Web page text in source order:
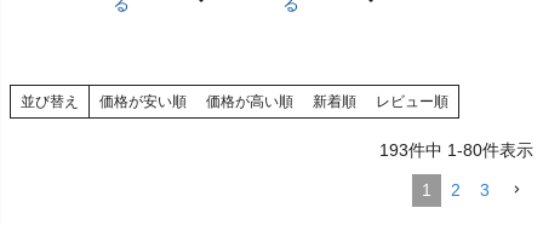
並び替え 価格が安い順 価格が高い順 新着順 レビュー順
193件中 1-80件表示
1 2 3